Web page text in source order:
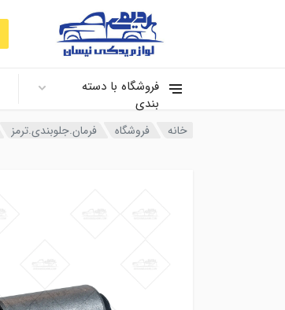
فروشگاه با دسته
بندی
خانه فروشگاه فرمان.جلوبندی.ترمز